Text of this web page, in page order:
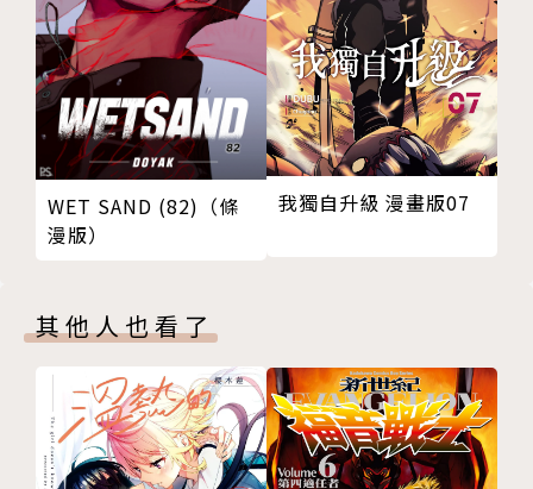
WET SAND (82)（條
漫版）
我獨自升級 漫畫版07
其他人也看了